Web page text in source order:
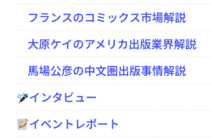
フランスのコミックス市場解説
大原ケイのアメリカ出版業界解説
馬場公彦の中文圏出版事情解説
インタビュー
イベントレポート